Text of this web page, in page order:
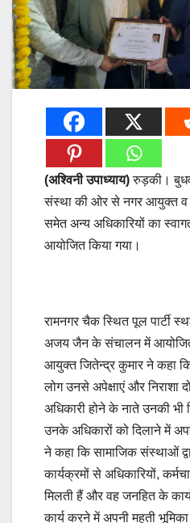
(अश्विनी उपाध्याय)रुड़की।
संस्था की ओर से नगर आयुक्त व
समेत अन्य अधिकारियों का
आयोजित किया गया।
रामनगर चैक स्थित पूल पार्टी
अजय जैन के संचालन में आयोजित
आयुक्त जितेन्द्र कुमार ने कहा
लोग उनसे अपेक्षाएं और निराशा
अधिकारी होने के नाते उनकी भी
उनके अधिकारों को दिलाने में
ने कहा कि सामाजिक संस्थाओं
कार्यक्रमों से अधिकारियों,
मिलती हैं और वह जनहित के
कार्य करने में अपनी महती